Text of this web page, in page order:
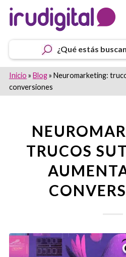
¿Qué estás
Inicio » Blog» Neuromarketing:
conversiones
TRUCOS